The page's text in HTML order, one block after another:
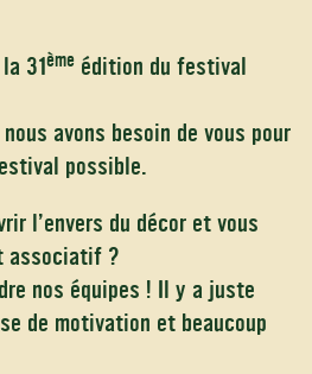
31ème édition du festival
avons besoin de vous pour
possible.
l’envers du décor et vous
associatif ?
nos équipes ! Il y a juste
de motivation et beaucoup